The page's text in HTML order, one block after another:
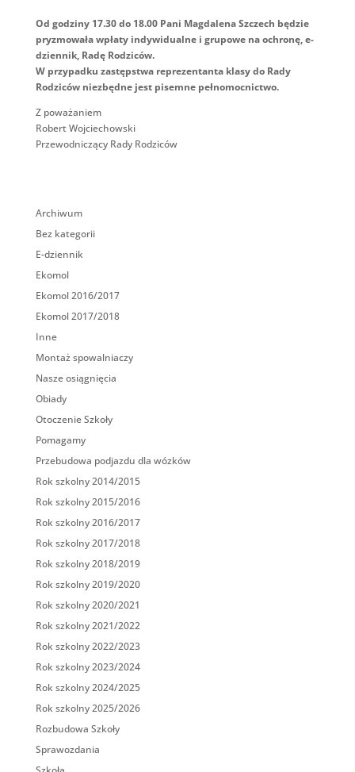
Od godziny 17.30 do 18.00 Pani Magdalena Szczech będzie
pryzmowała wpłaty indywidualne i grupowe na ochronę, e-
dziennik, Radę Rodziców.
W przypadku zastępstwa reprezentanta klasy do Rady
Rodziców niezbędne jest pisemne pełnomocnictwo.
Z poważaniem
Robert Wojciechowski
Przewodniczący Rady Rodziców
Archiwum
Bez kategorii
E-dziennik
Ekomol
Ekomol 2016/2017
Ekomol 2017/2018
Inne
Montaż spowalniaczy
Nasze osiągnięcia
Obiady
Otoczenie Szkoły
Pomagamy
Przebudowa podjazdu dla wózków
Rok szkolny 2014/2015
Rok szkolny 2015/2016
Rok szkolny 2016/2017
Rok szkolny 2017/2018
Rok szkolny 2018/2019
Rok szkolny 2019/2020
Rok szkolny 2020/2021
Rok szkolny 2021/2022
Rok szkolny 2022/2023
Rok szkolny 2023/2024
Rok szkolny 2024/2025
Rok szkolny 2025/2026
Rozbudowa Szkoły
Sprawozdania